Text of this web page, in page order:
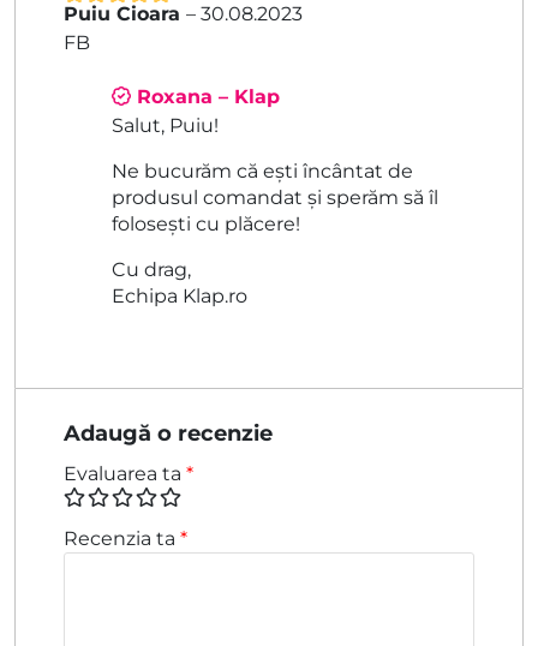
Evaluat la5
din 5
Puiu Cioara – 30.08.2023
FB
Roxana – Klap
Salut, Puiu!
Ne bucurăm că ești încântat de
produsul comandat și sperăm să îl
folosești cu plăcere!
Cu drag,
Echipa Klap.ro
Adaugă o recenzie
Evaluarea ta *
Recenzia ta *